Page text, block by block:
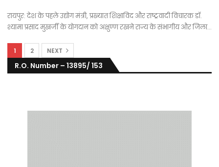
रायपुर: देश के पहले उद्योग मंत्री, प्रख्यात शिक्षाविद और राष्ट्रवादी विचारक डॉ.
श्यामा प्रसाद मुखर्जी के योगदान को अक्षुण्ण रखने राज्य के संभागीय और जिला…
1 2 NEXT
R.O. Number – 13895/ 153